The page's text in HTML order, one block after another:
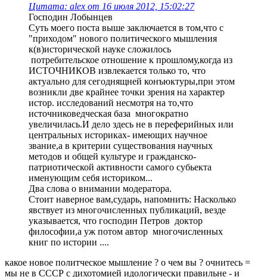
Цитата: alex от 16 июля 2012, 15:02:27
Господин Лобынцев
Суть моего поста выше заключается в том,что с
"приходом" нового политического мышления
к(в)исторической науке сложилось
потребительское отношение к прошлому,когда из
ИСТОЧНИКОВ извлекается только то, что
актуально для сегоднящней конъюктуры,при этом
возникли две крайнее точки зрения на характер
истор. исследований несмотря на то,что
источниковедческая база многократно
увеличилась.И дело здесь не в переферийных или
центральных историках- имеющих научное
звание,а в критерии существования научных
методов и общей культуре и гражданско-
патриотической активности самого субьекта
именующим себя историком...
Два слова о внимании модератора.
Стоит наверное вам,сударь, напомнить: Насколько
явствует из многочисленных публикаций, везде
указывается, что господин Петров доктор
философии,а уж потом автор многочисленных
книг по истории ....
какое новое политческое мышление ? о чем вы ? очнитесь =
мы не в СССР с дихотомией идологически правильне - и